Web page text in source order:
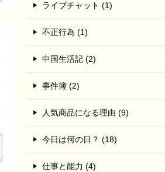
ライブチャット (1)
不正行為 (1)
中国生活記 (2)
事件簿 (2)
人気商品になる理由 (9)
今日は何の日？ (18)
仕事と能力 (4)